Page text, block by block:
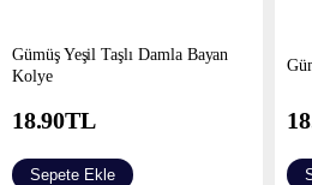
Gümüş Yeşil Taşlı Damla Bayan
Kolye
18.90TL
Sepete Ekle